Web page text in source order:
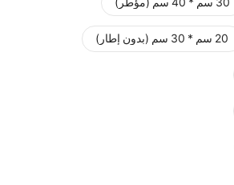
20 سم * 30 سم (بدون إطار)